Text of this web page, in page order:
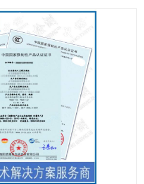
现场防爆检测
煤安矿安
防爆设计
各国防爆认证
SIL认证
防爆合格证代理机构